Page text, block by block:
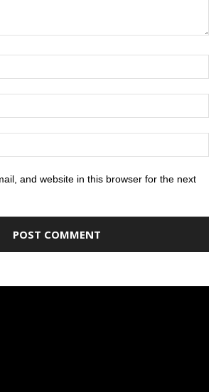
and website in this browser for the next